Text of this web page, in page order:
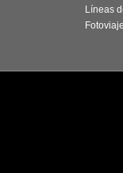
Líneas